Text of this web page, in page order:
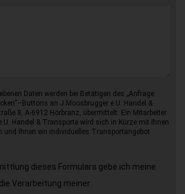
Daten werden bei Betätigen des „Anfrage
an J.Moosbrugger e.U. Handel &
8, A-6912 Hörbranz, übermittelt. Ein Mitarbeiter
Handel & Transporte wird sich in Kürze mit Ihnen
und Ihnen ein individuelles Transportangebot
dieses Formulars gebe ich meine
Verarbeitung meiner